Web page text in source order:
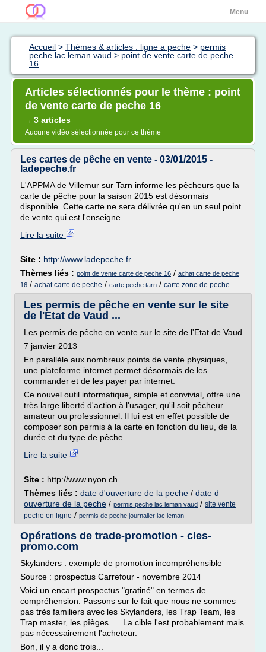
Menu
Accueil > Thèmes & articles : ligne a peche > permis
peche lac leman vaud > point de vente carte de peche
16
Articles sélectionnés pour le thème : point
de vente carte de peche 16
→ 3 articles
Aucune vidéo sélectionnée pour ce thème
Les cartes de pêche en vente - 03/01/2015 -
ladepeche.fr
L'APPMA de Villemur sur Tarn informe les pêcheurs que la
carte de pêche pour la saison 2015 est désormais
disponible. Cette carte ne sera délivrée qu'en un seul point
de vente qui est l'enseigne...
Lire la suite
Site : http://www.ladepeche.fr
Thèmes liés : point de vente carte de peche 16 / achat carte de peche
16 / achat carte de peche / carte peche tarn / carte zone de peche
Les permis de pêche en vente sur le site
de l'Etat de Vaud ...
Les permis de pêche en vente sur le site de l'Etat de Vaud
7 janvier 2013
En parallèle aux nombreux points de vente physiques,
une plateforme internet permet désormais de les
commander et de les payer par internet.
Ce nouvel outil informatique, simple et convivial, offre une
très large liberté d'action à l'usager, qu'il soit pêcheur
amateur ou professionnel. Il lui est en effet possible de
composer son permis à la carte en fonction du lieu, de la
durée et du type de pêche...
Lire la suite
Site : http://www.nyon.ch
Thèmes liés : date d'ouverture de la peche / date d
ouverture de la peche / permis peche lac leman vaud / site vente
peche en ligne / permis de peche journalier lac leman
Opérations de trade-promotion - cles-
promo.com
Skylanders : exemple de promotion incompréhensible
Source : prospectus Carrefour - novembre 2014
Voici un encart prospectus "gratiné" en termes de
compréhension. Passons sur le fait que nous ne sommes
pas très familiers avec les Skylanders, les Trap Team, les
Trap master, les pîèges. ... La cible l'est probablement mais
pas nécessairement l'acheteur.
Bon, il y a donc trois...